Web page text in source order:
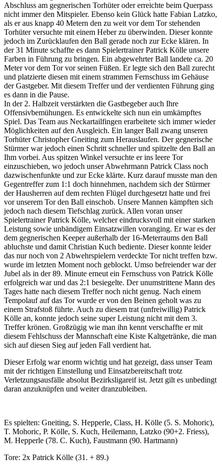
Abschluss am gegnerischen Torhüter oder erreichte beim Querpass
nicht immer den Mitspieler. Ebenso kein Glück hatte Fabian Latzko,
als er aus knapp 40 Metern den zu weit vor dem Tor stehenden
Torhüter versuchte mit einem Heber zu überwinden. Dieser konnte
jedoch im Zurücklaufen den Ball gerade noch zur Ecke klären. In
der 31 Minute schaffte es dann Spielertrainer Patrick Kölle unsere
Farben in Führung zu bringen. Ein abgewehrter Ball landete ca. 20
Meter vor dem Tor vor seinen Füßen. Er legte sich den Ball zurecht
und platzierte diesen mit einem strammen Fernschuss im Gehäuse
der Gastgeber. Mit diesem Treffer und der verdienten Führung ging
es dann in die Pause.
In der 2. Halbzeit verstärkten die Gastbegeber auch Ihre
Offensivbemühungen. Es entwickelte sich nun ein umkämpftes
Spiel. Das Team aus Neckartailfingen erarbeitete sich immer wieder
Möglichkeiten auf den Ausgleich. Ein langer Ball zwang unseren
Torhüter Christopher Gneiting zum Herauslaufen. Der gegnerische
Stürmer war jedoch einen Schritt schneller und spitzelte den Ball an
Ihm vorbei. Aus spitzen Winkel versuchte er ins leere Tor
einzuschieben, wo jedoch unser Abwehrmann Patrick Class noch
dazwischenfunkte und zur Ecke klärte. Kurz darauf musste man den
Gegentreffer zum 1:1 doch hinnehmen, nachdem sich der Stürmer
der Hausherren auf dem rechten Flügel durchgesetzt hatte und frei
vor unserem Tor den Ball einschob. Unsere Mannen kämpften sich
jedoch nach diesem Tiefschlag zurück. Allen voran unser
Spielertrainer Patrick Kölle, welcher eindrucksvoll mit einer starken
Leistung sowie unbändigem Einsatzwillen voranging. Er war es der
dem gegnerischen Keeper außerhalb der 16-Meterraums den Ball
abluchste und damit Christian Kuch bediente. Dieser konnte leider
das nur noch von 2 Abwehrspielern verdeckte Tor nicht treffen bzw.
wurde im letzten Moment noch geblockt. Umso befreiender war der
Jubel als in der 89. Minute erneut ein Fernschuss von Patrick Kölle
erfolgreich war und das 2:1 besiegelte. Der unumstrittene Mann des
Tages hatte nach diesem Treffer noch nicht genug. Nach einem
Tempolauf auf das Tor wurde er von den Beinen geholt was zu
einem Strafstoß führte. Auch zu diesem trat (unfreiwillig) Patrick
Kölle an, konnte jedoch seine super Leistung nicht mit dem 3.
Treffer krönen. Großzügig wie man ihn kennt verschaffte er mit
diesem Fehlschuss der Mannschaft eine Kiste Kaltgetränke, die man
sich auf diesen Sieg auf jeden Fall verdient hat.
Dieser Erfolg war enorm wichtig und hat gezeigt, dass unser Team
mit der richtigen Einstellung und Einsatzbereitschaft trotz
Verletzungsausfälle absolut Bezirksligareif ist. Jetzt gilt es unbedingt
daran anzuknüpfen und weiter dranzubleiben.
Es spielten: Gneiting, S. Hepperle, Class, H. Kölle (5. S. Mohoric),
T. Mohoric, P. Kölle, S. Kuch, Heilemann, Latzko (90+2. Friess),
M. Hepperle (78. C. Kuch), Faustmann (90. Hartmann)
Tore: 2x Patrick Kölle (31. + 89.)